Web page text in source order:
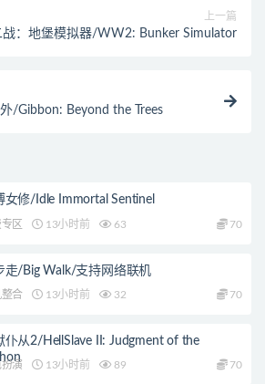
上一篇
战：地堡模拟器/WW2: Bunker Simulator
/Gibbon: Beyond the Trees
女修/Idle Immortal Sentinel
区 13小时前 63 70
走/Big Walk/支持网络联机
合 13小时前 32 70
仆从2/HellSlave II: Judgment of the
演 13小时前 89 70